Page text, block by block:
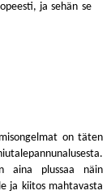
ja sehän se
on täten
aina plussaa näin
ja kiitos mahtavasta